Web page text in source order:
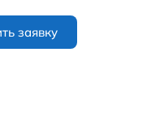
заявку